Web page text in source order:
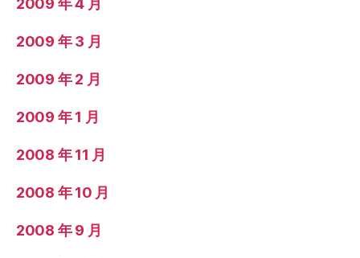
2009 年 4 月
2009 年 3 月
2009 年 2 月
2009 年 1 月
2008 年 11 月
2008 年 10 月
2008 年 9 月